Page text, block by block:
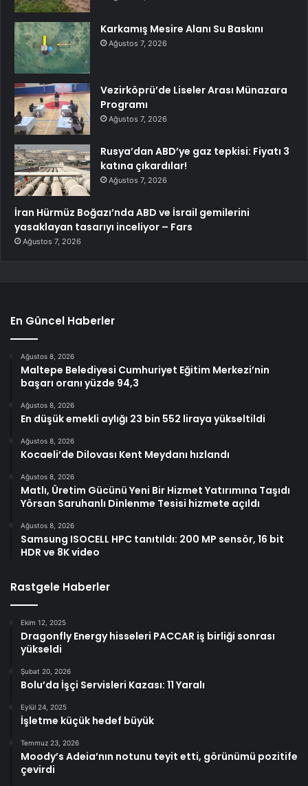
Karkamış Mesire Alanı Su Baskını
Ağustos 7, 2026
Vezirköprü’de Liseler Arası Münazara
Programı
Ağustos 7, 2026
Rusya’dan ABD’ye gaz tepkisi: Fiyatı 3
katına çıkardılar!
Ağustos 7, 2026
İran Hürmüz Boğazı’nda ABD ve İsrail gemilerini
yasaklayan tasarıyı inceliyor – Fars
Ağustos 7, 2026
En Güncel Haberler
Ağustos 8, 2026
Maltepe Belediyesi Cumhuriyet Eğitim Merkezi’nin
başarı oranı yüzde 94,3
Ağustos 8, 2026
En düşük emekli aylığı 23 bin 552 liraya yükseltildi
Ağustos 8, 2026
Kocaeli’de Dilovası Kent Meydanı hızlandı
Ağustos 8, 2026
Matlı, Üretim Gücünü Yeni Bir Hizmet Yatırımına Taşıdı
Yörsan Saruhanlı Dinlenme Tesisi hizmete açıldı
Ağustos 8, 2026
Samsung ISOCELL HPC tanıtıldı: 200 MP sensör, 16 bit
HDR ve 8K video
Rastgele Haberler
Ekim 12, 2025
Dragonfly Energy hisseleri PACCAR iş birliği sonrası
yükseldi
Şubat 20, 2026
Bolu’da İşçi Servisleri Kazası: 11 Yaralı
Eylül 24, 2025
İşletme küçük hedef büyük
Temmuz 23, 2026
Moody’s Adeia’nın notunu teyit etti, görünümü pozitife
çevirdi